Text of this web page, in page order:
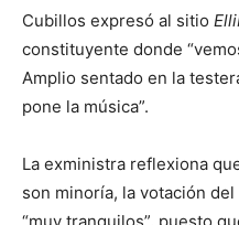
Cubillos expresó al sitio
constituyente donde
Amplio sentado en la
pone la música”.
La exministra reflexiona
son minoría, la votación
“muy tranquilos”, puesto